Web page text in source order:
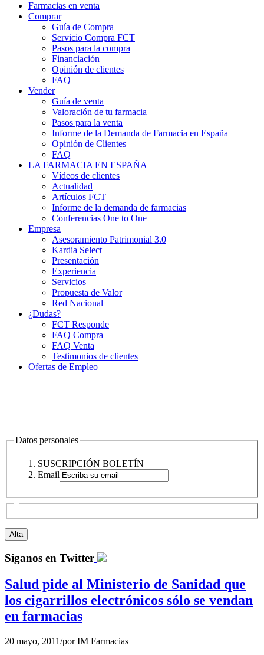
Farmacias en venta
Comprar
Guía de Compra
Servicio Compra FCT
Pasos para la compra
Financiación
Opinión de clientes
FAQ
Vender
Guía de venta
Valoración de tu farmacia
Pasos para la venta
Informe de la Demanda de Farmacia en España
Opinión de Clientes
FAQ
LA FARMACIA EN ESPAÑA
Vídeos de clientes
Actualidad
Artículos FCT
Informe de la demanda de farmacias
Conferencias One to One
Empresa
Asesoramiento Patrimonial 3.0
Kardia Select
Presentación
Experiencia
Servicios
Propuesta de Valor
Red Nacional
¿Dudas?
FCT Responde
FAQ Compra
FAQ Venta
Testimonios de clientes
Ofertas de Empleo
Datos personales
SUSCRIPCIÓN BOLETÍN
Email
Síganos en Twitter
Salud pide al Ministerio de Sanidad que
los cigarrillos electrónicos sólo se vendan
en farmacias
20 mayo, 2011/porIM Farmacias